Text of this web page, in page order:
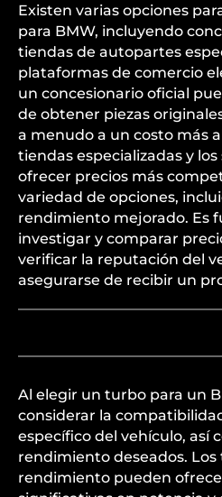
Existen varias opciones
para BMW, incluyendo
tiendas de autopartes
plataformas de comercio
un concesionario oficial
de obtener piezas
a menudo a un costo más
tiendas especializadas y
ofrecer precios más
variedad de opciones,
rendimiento mejorado. Es
investigar y comparar
verificar la reputación del
asegurarse de recibir un
Al elegir un turbo para un
considerar la
específico del vehículo, así
rendimiento deseados. Los
rendimiento pueden